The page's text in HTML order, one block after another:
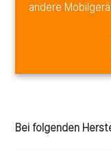
andere
Bei folgenden